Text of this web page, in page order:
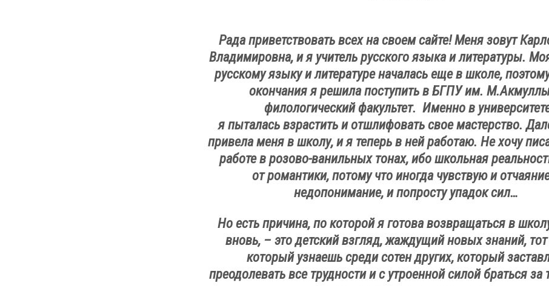
Рада приветствовать всех на своем сайте! Меня зовут
Владимировна, и я учитель русского языка и литературы.
русскому языку и литературе началась еще в школе,
окончания я решила поступить в БГПУ им.
филологический факультет. Именно в
я пыталась взрастить и отшлифовать свое мастерство.
привела меня в школу, и я теперь в ней работаю. Не хочу
работе в розово-ванильных тонах, ибо школьная
от романтики, потому что иногда чувствую и
недопонимание, и попросту упадок сил…
Но есть причина, по которой я готова возвращаться в
вновь, – это детский взгляд, жаждущий новых знаний,
который узнаешь среди сотен других, который
преодолевать все трудности и с утроенной силой браться за